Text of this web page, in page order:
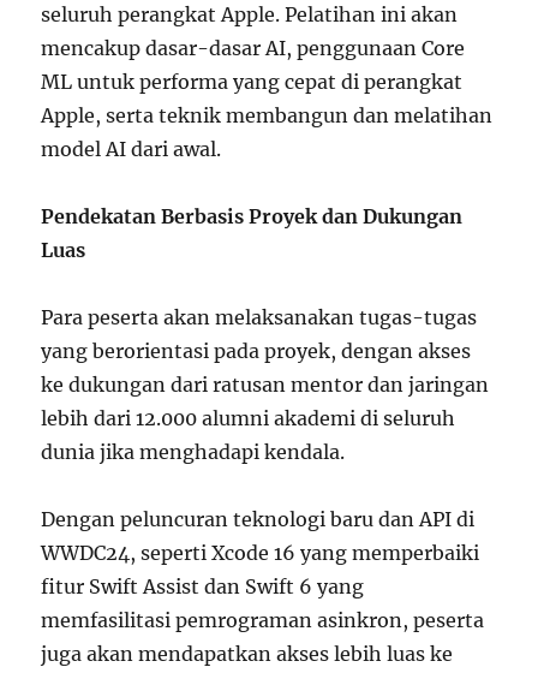
seluruh perangkat Apple. Pelatihan ini akan
mencakup dasar-dasar AI, penggunaan Core
ML untuk performa yang cepat di perangkat
Apple, serta teknik membangun dan melatihan
model AI dari awal.
Pendekatan Berbasis Proyek dan Dukungan
Luas
Para peserta akan melaksanakan tugas-tugas
yang berorientasi pada proyek, dengan akses
ke dukungan dari ratusan mentor dan jaringan
lebih dari 12.000 alumni akademi di seluruh
dunia jika menghadapi kendala.
Dengan peluncuran teknologi baru dan API di
WWDC24, seperti Xcode 16 yang memperbaiki
fitur Swift Assist dan Swift 6 yang
memfasilitasi pemrograman asinkron, peserta
juga akan mendapatkan akses lebih luas ke